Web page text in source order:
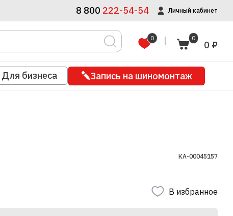
8 800 222-54-54 Личный кабинет
0 0
0 ₽
Для бизнеса Запись на шиномонтаж
КА-00045157
В избранное